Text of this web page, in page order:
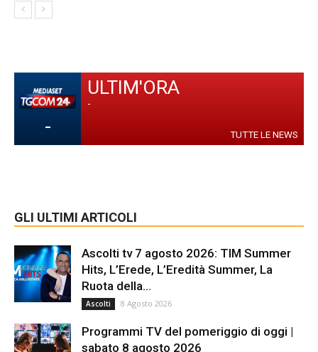
-
ULTIM'ORA
-
TUTTE LE NEWS
GLI ULTIMI ARTICOLI
Ascolti tv 7 agosto 2026: TIM Summer
Hits, L’Erede, L’Eredità Summer, La
Ruota della...
Ascolti 8 Agosto 2026
Programmi TV del pomeriggio di oggi |
sabato 8 agosto 2026